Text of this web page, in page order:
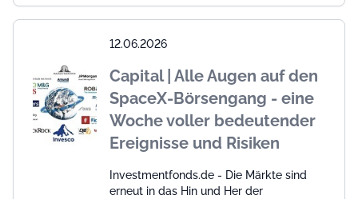
12.06.2026
Capital | Alle Augen auf den
SpaceX-Börsengang - eine
Woche voller bedeutender
Ereignisse und Risiken
Investmentfonds.de - Die Märkte sind
erneut in das Hin und Her der